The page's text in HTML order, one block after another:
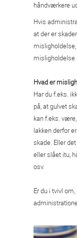
håndværkere
Hvis
at der er
misligholdelse
Hvad er
Har du f.eks.
på, at gulvet
kan f.eks.
lakken derfor
skade. Eller
eller slået itu,
osv.
Er du i tvivl